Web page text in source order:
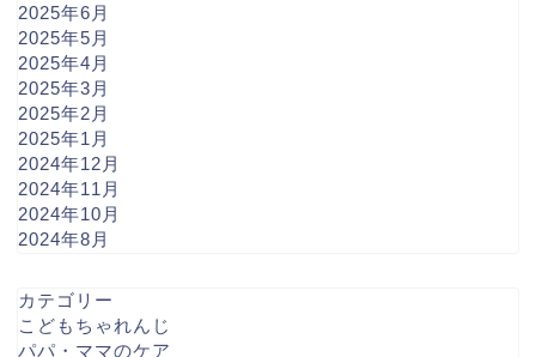
2025年6月
2025年5月
2025年4月
2025年3月
2025年2月
2025年1月
2024年12月
2024年11月
2024年10月
2024年8月
カテゴリー
こどもちゃれんじ
パパ・ママのケア